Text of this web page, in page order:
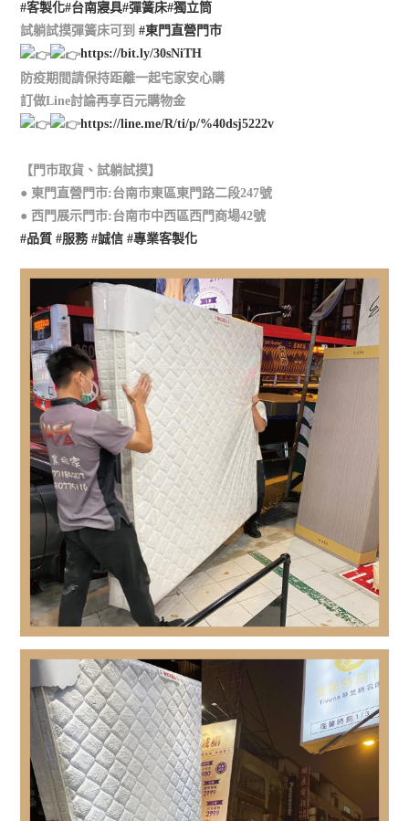
#客製化#台南寢具#彈簧床#獨立筒
試躺試摸彈簧床可到#東門直營門市
https://bit.ly/30sNiTH
防疫期間請保持距離一起宅家安心購
訂做Line討論再享百元購物金
https://line.me/R/ti/p/%40dsj5222v
【門市取貨、試躺試摸】
● 東門直營門市:台南市東區東門路二段247號
● 西門展示門市:台南市中西區西門商場42號
#品質 #服務 #誠信 #專業客製化